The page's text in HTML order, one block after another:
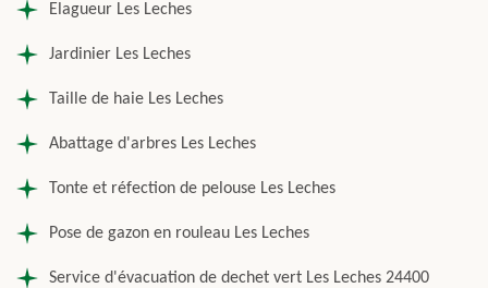
Elagueur Les Leches
Jardinier Les Leches
Taille de haie Les Leches
Abattage d'arbres Les Leches
Tonte et réfection de pelouse Les Leches
Pose de gazon en rouleau Les Leches
Service d'évacuation de dechet vert Les Leches 24400